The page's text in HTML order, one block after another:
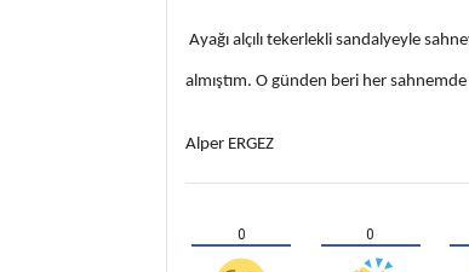
Ayağı alçılı tekerlekli sandalyeyle
almıştım. O günden beri her
Alper ERGEZ
0 0